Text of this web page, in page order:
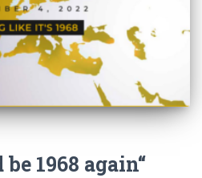
1968 again“